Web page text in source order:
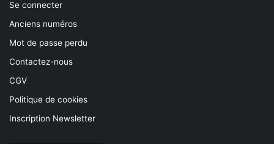
Se connecter
Anciens numéros
Mot de passe perdu
Contactez-nous
CGV
Politique de cookies
Inscription Newsletter